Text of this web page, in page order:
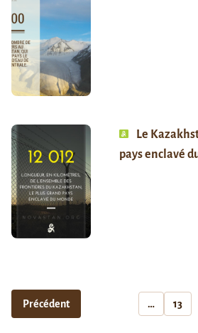
Le
pays enclavé
Précédent … 13